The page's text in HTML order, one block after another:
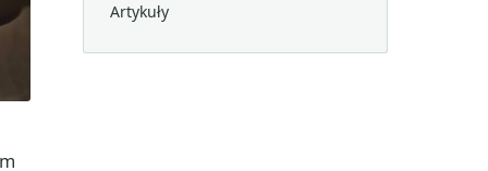
Artykuły